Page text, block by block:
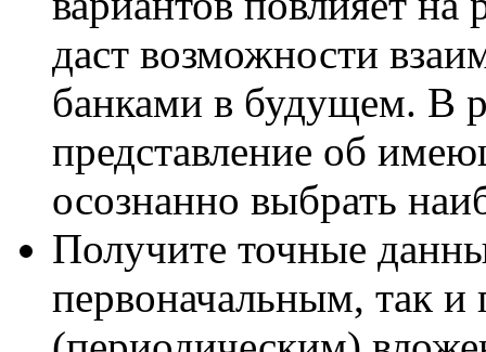
даст возможности
банками в будущем. В
представление об
осознанно выбрать
Получите точные
первоначальным, так